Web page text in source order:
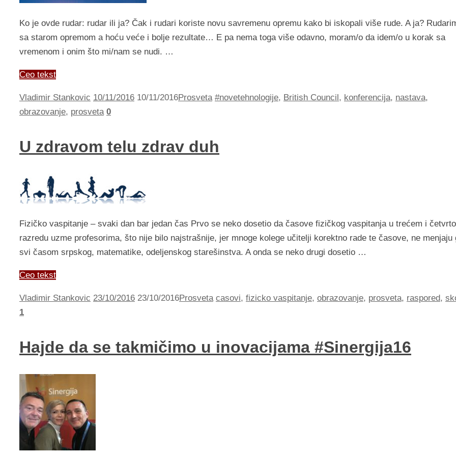
Ko je ovde rudar: rudar ili ja? Čak i rudari koriste novu savremenu opremu kako bi iskopali više rude. A ja?
sa starom opremom a hoću veće i bolje rezultate… E pa nema toga više odavno, moram/o da idem/o u korak sa
vremenom i onim što mi/nam se nudi. …
Ceo tekst
Vladimir Stankovic 10/11/2016 10/11/2016Prosveta #novetehnologije, British Council, konferencija, nastava,
obrazovanje, prosveta 0
U zdravom telu zdrav duh
Fizičko vaspitanje – svaki dan bar jedan čas Prvo se neko dosetio da časove fizičkog vaspitanja u trećem i
razredu uzme profesorima, što nije bilo najstrašnije, jer mnoge kolege učitelji korektno rade te časove, ne menjaju
svi časom srpskog, matematike, odeljenskog starešinstva. A onda se neko drugi dosetio …
Ceo tekst
Vladimir Stankovic 23/10/2016 23/10/2016Prosveta casovi, fizicko vaspitanje, obrazovanje, prosveta, raspored,
1
Hajde da se takmičimo u inovacijama #Sinergija16